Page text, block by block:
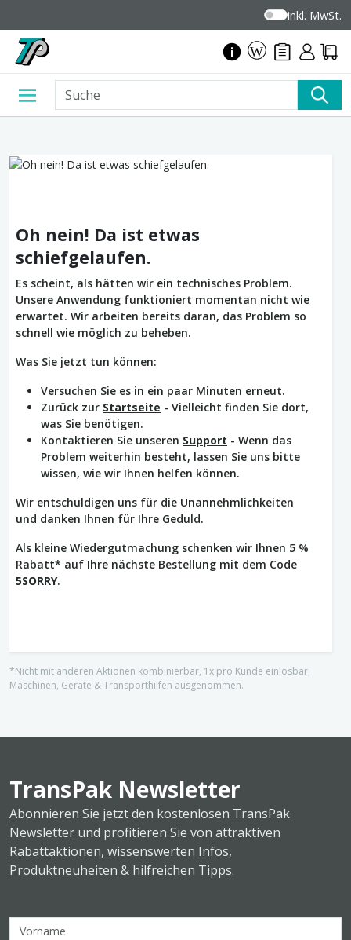
inkl. MwSt.
Oh nein! Da ist etwas
schiefgelaufen.
Es scheint, als hätten wir ein technisches Problem.
Unsere Anwendung funktioniert momentan nicht wie
erwartet. Wir arbeiten bereits daran, das Problem so
schnell wie möglich zu beheben.
Was Sie jetzt tun können:
Versuchen Sie es in ein paar Minuten erneut.
Zurück zur Startseite - Vielleicht finden Sie dort,
was Sie benötigen.
Kontaktieren Sie unseren Support - Wenn das
Problem weiterhin besteht, lassen Sie uns bitte
wissen, wie wir Ihnen helfen können.
Wir entschuldigen uns für die Unannehmlichkeiten
und danken Ihnen für Ihre Geduld.
Als kleine Wiedergutmachung schenken wir Ihnen 5 %
Rabatt* auf Ihre nächste Bestellung mit dem Code
5SORRY.
*Nicht mit anderen Aktionen kombinierbar, 1x pro Kunde einlösbar,
Maschinen, Geräte & Transporthilfen ausgenommen.
TransPak Newsletter
Abonnieren Sie jetzt den kostenlosen TransPak
Newsletter und profitieren Sie von attraktiven
Rabattaktionen, wissenswerten Infos,
Produktneuheiten & hilfreichen Tipps.